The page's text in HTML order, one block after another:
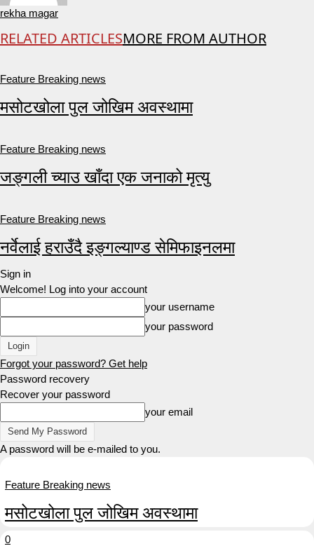
rekha magar
RELATED ARTICLESMORE FROM AUTHOR
Feature Breaking news
मसोटखोला पुल जोखिम अवस्थामा
Feature Breaking news
जङ्गली च्याउ खाँदा एक जनाको मृत्यु
Feature Breaking news
नर्वेलाई हराउँदै इङ्गल्याण्ड सेमिफाइनलमा
Sign in
Welcome! Log into your account
your username
your password
Forgot your password? Get help
Password recovery
Recover your password
your email
A password will be e-mailed to you.
Feature Breaking news
मसोटखोला पुल जोखिम अवस्थामा
0